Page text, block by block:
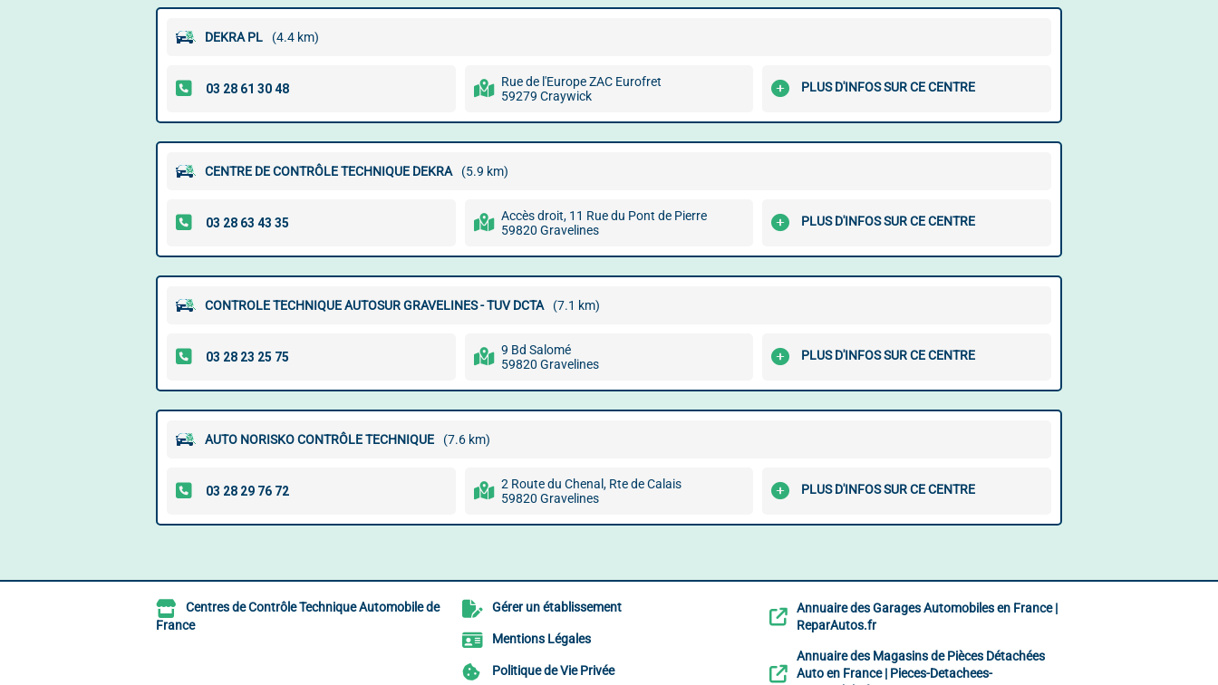
DEKRA PL (4.4 km)
Rue de l'Europe ZAC Eurofret
59279 Craywick
PLUS D'INFOS SUR CE CENTRE
CENTRE DE CONTRÔLE TECHNIQUE DEKRA (5.9 km)
Accès droit, 11 Rue du Pont de Pierre
59820 Gravelines
PLUS D'INFOS SUR CE CENTRE
CONTROLE TECHNIQUE AUTOSUR GRAVELINES - TUV DCTA (7.1 km)
9 Bd Salomé
59820 Gravelines
PLUS D'INFOS SUR CE CENTRE
AUTO NORISKO CONTRÔLE TECHNIQUE (7.6 km)
2 Route du Chenal, Rte de Calais
59820 Gravelines
PLUS D'INFOS SUR CE CENTRE
Centres de Contrôle Technique Automobile de
France
Gérer un établissement
Mentions Légales
Politique de Vie Privée
Annuaire des Garages Automobiles en France |
ReparAutos.fr
Annuaire des Magasins de Pièces Détachées
Auto en France | Pieces-Detachees-